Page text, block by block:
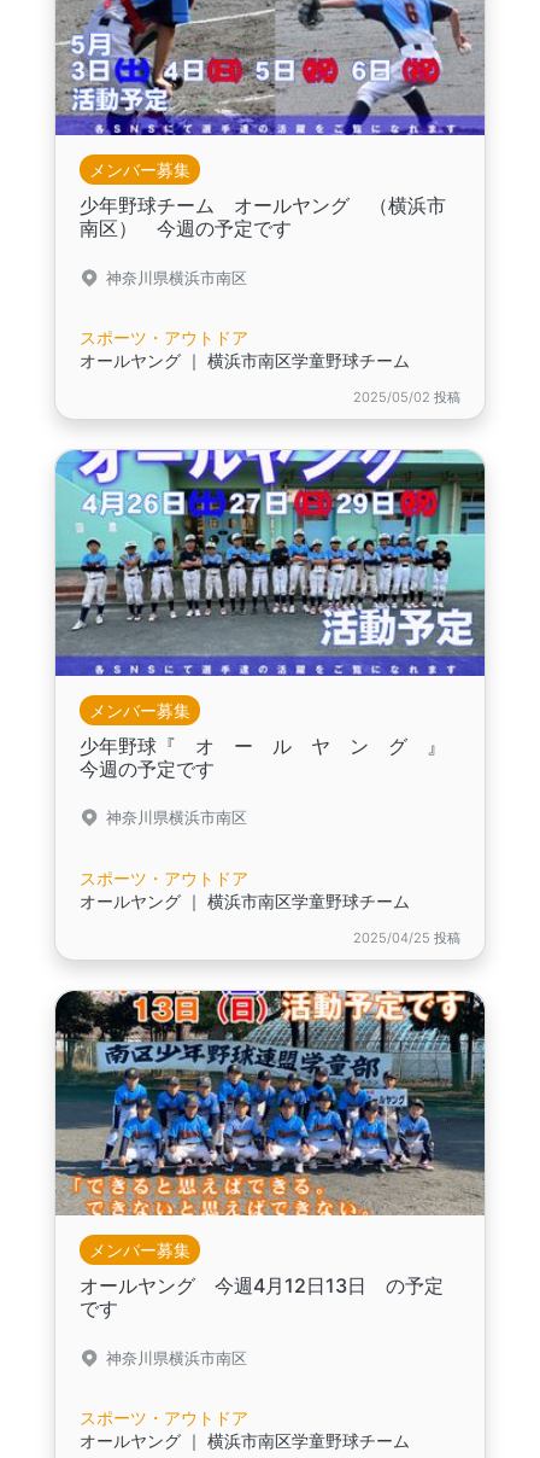
メンバー募集
少年野球チーム オールヤング （横浜市
南区） 今週の予定です
神奈川県横浜市南区
スポーツ・アウトドア
オールヤング ｜ 横浜市南区学童野球チーム
2025/05/02 投稿
メンバー募集
少年野球『 オ ー ル ヤ ン グ 』
今週の予定です
神奈川県横浜市南区
スポーツ・アウトドア
オールヤング ｜ 横浜市南区学童野球チーム
2025/04/25 投稿
メンバー募集
オールヤング 今週4月12日13日 の予定
です
神奈川県横浜市南区
スポーツ・アウトドア
オールヤング ｜ 横浜市南区学童野球チーム